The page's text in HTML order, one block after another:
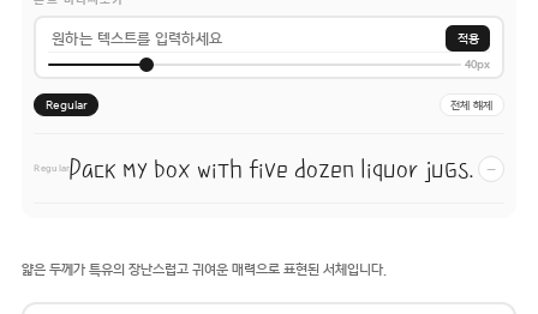
적용
40px
Regular 전체 해제
RegularPack my box with five dozen liquor jugs. −
얇은 두께가 특유의 장난스럽고 귀여운 매력으로 표현된 서체입니다.